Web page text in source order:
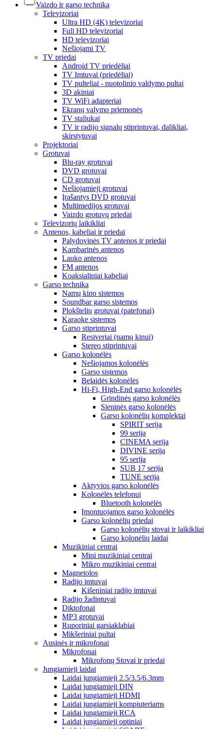
Vaizdo ir garso technika
Televizoriai
Ultra HD (4K) televizoriai
Full HD televizoriai
HD televizoriai
Nešiojami TV
TV priedai
Android TV priedėliai
TV Imtuvai (priedėliai)
TV pulteliai - nuotolinio valdymo pultai
3D akiniai
TV WiFi adapteriai
Ekranų valymo priemonės
TV staliukai
TV ir radijo signalų stiprintuvai, dalikliai,
skirstytuvai
Projektoriai
Grotuvai
Blu-ray grotuvai
DVD grotuvai
CD grotuvai
Nešiojamieji grotuvai
Įrašantys DVD grotuvai
Multimedijos grotuvai
Vaizdo grotuvų priedai
Televizorių laikikliai
Antenos, kabeliai ir priedai
Palydovinės TV antenos ir priedai
Kambarinės antenos
Lauko antenos
FM antenos
Koaksialiniai kabeliai
Garso technika
Namų kino sistemos
Soundbar garso sistemos
Plokštelių grotuvai (patefonai)
Karaoke sistemos
Garso stiprintuvai
Resiveriai (namų kinui)
Stereo stiprintuvai
Garso kolonėlės
Nešiojamos kolonėlės
Garso sistemos
Belaidės kolonėlės
Hi-Fi, High-End garso kolonėlės
Grindinės garso kolonėlės
Sieninės garso kolonėlės
Garso kolonėlių komplektai
SPIRIT serija
99 serija
CINEMA serija
DIVINE serija
95 serija
SUB 17 serija
TUNE serija
Aktyvios garso kolonėlės
Kolonėlės telefonui
Bluetooth kolonėlės
Įmontuojamos garso kolonėlės
Garso kolonėlių priedai
Garso kolonėlių stovai ir laikikliai
Garso kolonėlių laidai
Muzikiniai centrai
Mini muzikiniai centrai
Mikro muzikiniai centrai
Magnetolos
Radijo imtuvai
Kišeniniai radijo imtuvai
Radijo žadintuvai
Diktofonai
MP3 grotuvai
Ruporiniai garsiaklabiai
Mikšeriniai pultai
Ausinės ir mikrofonai
Mikrofonai
Mikrofonų Stovai ir priedai
Jungiamieji laidai
Laidai jungiamieji 2.5/3.5/6.3mm
Laidai jungiamieji DIN
Laidai jungiamieji HDMI
Laidai jungiamieji kompiuteriams
Laidai jungiamieji RCA
Laidai jungiamieji optiniai